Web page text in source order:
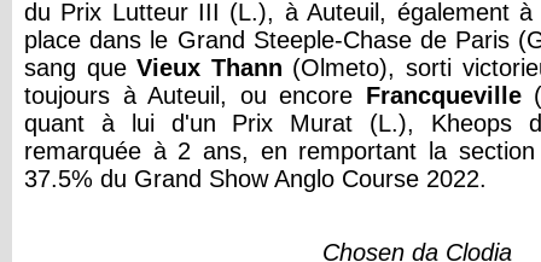
du Prix Lutteur III (L.), à Auteuil, également à
place dans le Grand Steeple-Chase de Paris
sang queVieux Thann (Olmeto), sorti
toujours à Auteuil, ou encore Francqueville
quant à lui d'un Prix Murat (L.), Kheops
remarquée à 2 ans, en remportant la
37.5% du Grand Show Anglo Course 2022.
Chosen da Clodia